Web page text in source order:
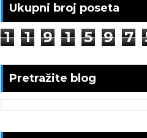
Ukupni broj poseta
1 1 9 1 5 9 7
Pretražite blog